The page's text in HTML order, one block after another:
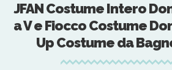
JFAN Costume Intero
a V e Fiocco Costume
Up Costume da